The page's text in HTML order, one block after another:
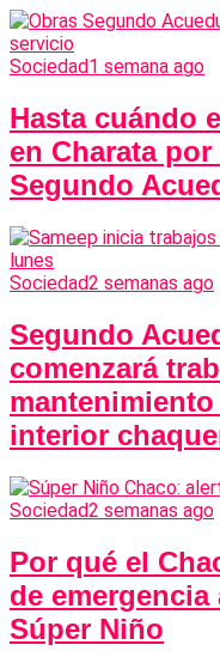
Sociedad1 semana ago
Hasta cuándo
en Charata
Segundo
Sociedad2 semanas ago
Segundo
comenzará
interior
Sociedad2 semanas ago
Por qué el
de
Súper Niño